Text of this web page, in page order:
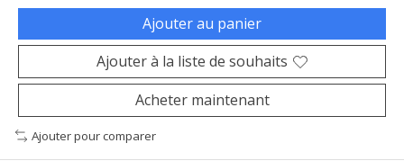
Ajouter au panier
Ajouter à la liste de souhaits
Acheter maintenant
Ajouter pour comparer